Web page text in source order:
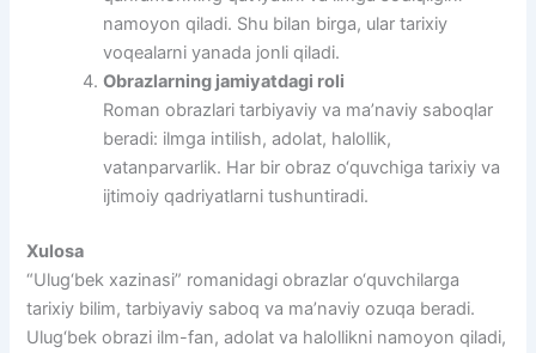
namoyon qiladi. Shu bilan birga, ular tarixiy
voqealarni yanada jonli qiladi.
Obrazlarning jamiyatdagi roli
Roman obrazlari tarbiyaviy va ma’naviy saboqlar
beradi: ilmga intilish, adolat, halollik,
vatanparvarlik. Har bir obraz o‘quvchiga tarixiy va
ijtimoiy qadriyatlarni tushuntiradi.
Xulosa
“Ulug‘bek xazinasi” romanidagi obrazlar o‘quvchilarga
tarixiy bilim, tarbiyaviy saboq va ma’naviy ozuqa beradi.
Ulug‘bek obrazi ilm-fan, adolat va halollikni namoyon qiladi,